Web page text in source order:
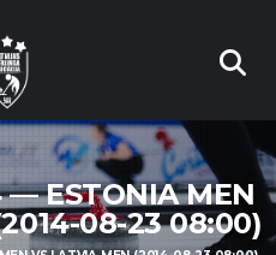
— ESTONIA MEN
08-23 08:00)